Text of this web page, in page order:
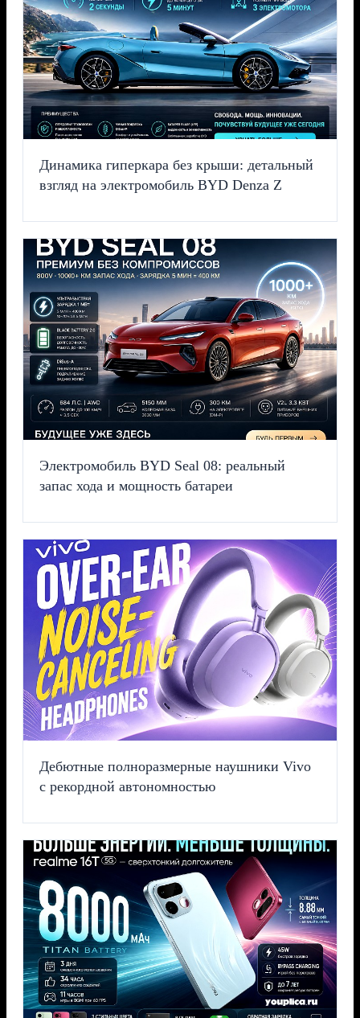
Динамика гиперкара без крыши: детальный
взгляд на электромобиль BYD Denza Z
Электромобиль BYD Seal 08: реальный
запас хода и мощность батареи
Дебютные полноразмерные наушники Vivo
с рекордной автономностью